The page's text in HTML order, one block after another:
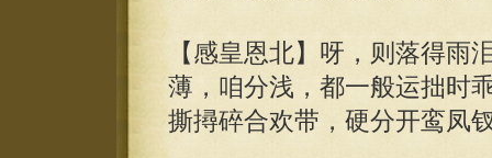
【感皇恩北】呀，则落得雨
薄，咱分浅，都一般运拙时
撕撏碎合欢带，硬分开鸾凤